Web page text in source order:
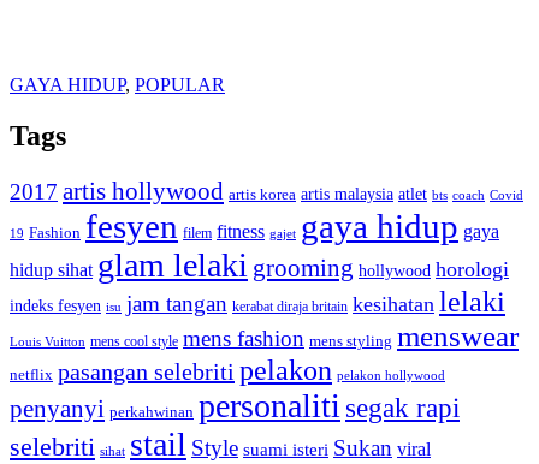
GAYA HIDUP, POPULAR
Tags
2017 artis hollywood artis korea artis malaysia atlet bts coach Covid
19 Fashion fesyen filem fitness gajet gaya hidup gaya
hidup sihat glam lelaki grooming hollywood horologi
indeks fesyen isu jam tangan kerabat diraja britain kesihatan lelaki
Louis Vuitton mens cool style mens fashion mens styling menswear
netflix pasangan selebriti pelakon pelakon hollywood
penyanyi perkahwinan personaliti segak rapi
selebriti sihat stail Style suami isteri Sukan viral